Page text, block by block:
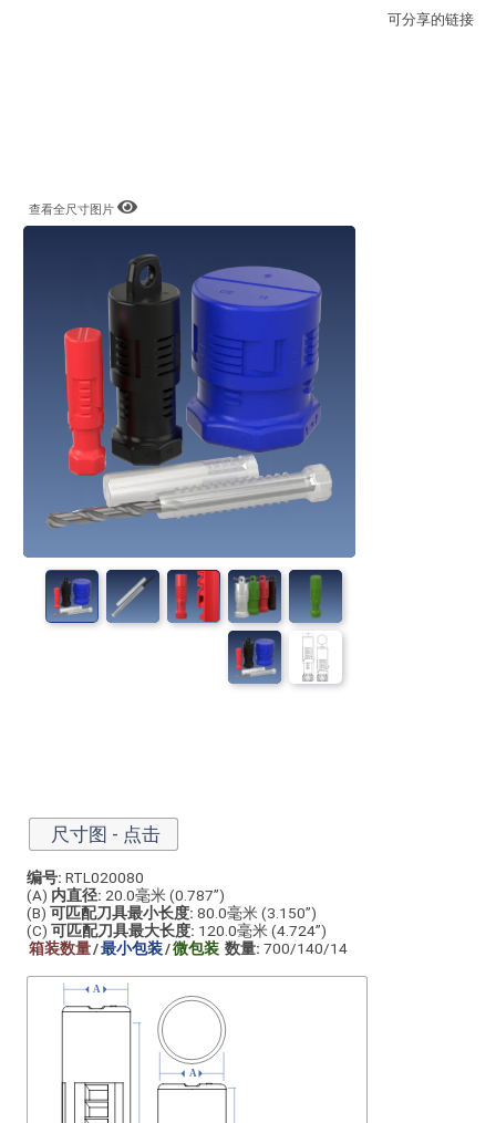
可分享的链接
查看全尺寸图片
尺寸图 - 点击
编号: RTL020080
(A) 内直径: 20.0毫米 (0.787”)
(B) 可匹配刀具最小长度: 80.0毫米 (3.150”)
(C) 可匹配刀具最大长度: 120.0毫米 (4.724”)
箱装数量/最小包装/微包装 数量: 700/140/14